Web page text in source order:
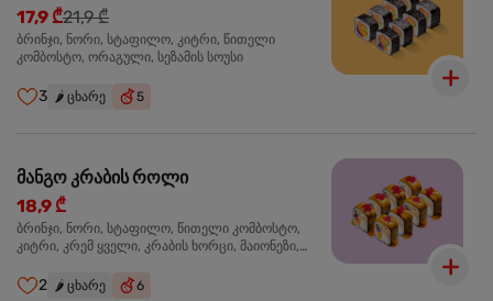
17,9 ₾21,9 ₾
ბრინჯი, ნორი, სტაფილო, კიტრი, წითელი
კომბოსტო, ორაგული, სეზამის სოუსი
3 🌶️ ცხარე 5
მანგო კრაბის როლი
18,9 ₾
ბრინჯი, ნორი, სტაფილო, წითელი კომბოსტო,
კიტრი, კრემ ყველი, კრაბის ხორცი, მაიონეზი,
2 🌶️ ცხარე 6